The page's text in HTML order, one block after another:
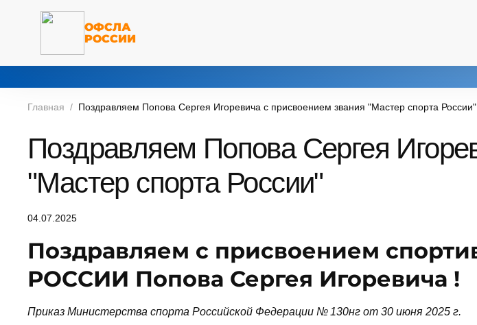
ОФСЛА
РОССИИ
Главная Поздравляем Попова Сергея Игоревича с присвоением звания "Мастер спорта России"
Поздравляем Попова Сергея
"Мастер спорта России"
04.07.2025
Поздравляем с присвоением
РОССИИ Попова Сергея Игоревича !
Приказ Министерства спорта Российской Федерации № 130нг от 30 июня 2025 г.